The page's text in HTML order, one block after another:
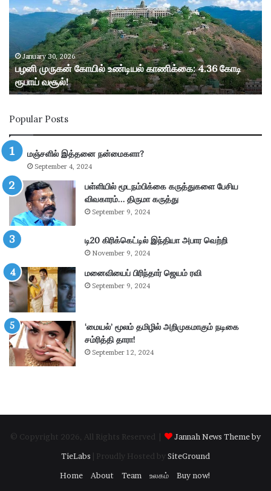
மு
ன்
கோ
யி
ல்
உ
டி
ய
ல்
கா
க்
கை
4
.
3
கோ
டி
ரூ
பா
ய்
வ
சூ
ல்
January 30, 2026
பழனி முருகன் கோயில் உண்டியல் காணிக்கை: 4.36 கோடி
ரூபாய் வசூல்!
Popular Posts
மஞ்சளில் இத்தனை நன்மைகளா?
September 4, 2024
பள்ளியில் மூடநம்பிக்கை கருத்துகளை பேசிய
விவகாரம்… திருமா கருத்து
September 9, 2024
டி20 கிரிக்கெட்டில் இந்தியா அபார வெற்றி
November 9, 2024
மனைவியைப் பிரிந்தார் ஜெயம் ரவி
September 9, 2024
‘மையல்’ மூலம் தமிழில் அறிமுகமாகும் நடிகை
சம்ரித்தி தாரா!
September 12, 2024
© Copyright 2026, All Rights Reserved |
Jannah News Theme by
TieLabs | Proudly Hosted by SiteGround
Home
About Team உலகம் Buy now!